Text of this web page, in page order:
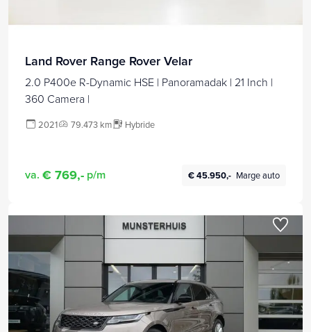
Land Rover Range Rover Velar
2.0 P400e R-Dynamic HSE | Panoramadak | 21 Inch |
360 Camera |
2021 79.473 km Hybride
va. € 769,- p/m € 45.950,- Marge auto